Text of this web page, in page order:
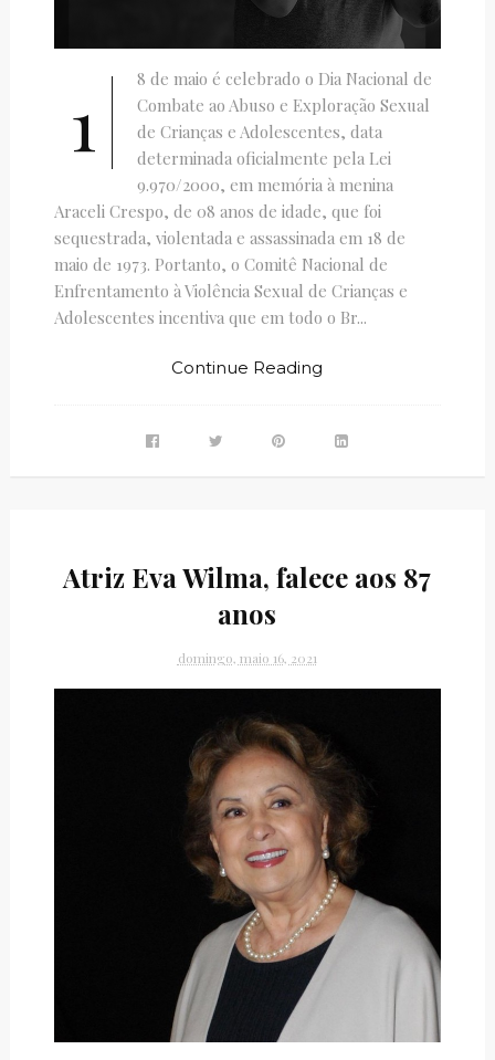
1
8 de maio é celebrado o Dia Nacional de
Combate ao Abuso e Exploração Sexual
de Crianças e Adolescentes, data
determinada oficialmente pela Lei
9.970/2000, em memória à menina
Araceli Crespo, de 08 anos de idade, que foi
sequestrada, violentada e assassinada em 18 de
maio de 1973. Portanto, o Comitê Nacional de
Enfrentamento à Violência Sexual de Crianças e
Adolescentes incentiva que em todo o Br...
Continue Reading
Atriz Eva Wilma, falece aos 87
anos
domingo, maio 16, 2021